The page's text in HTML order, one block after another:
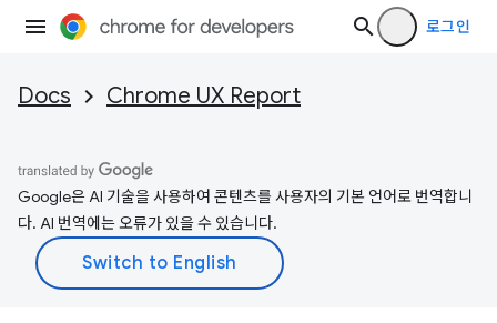
로그인
Docs Chrome UX Report
Google은 AI 기술을 사용하여 콘텐츠를 사용자의 기본 언어로 번역합니
다. AI 번역에는 오류가 있을 수 있습니다.